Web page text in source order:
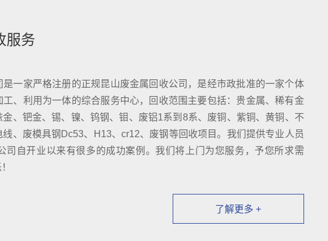
服务
一家严格注册的正规昆山废金属回收公司，是经市政批准的一家个体
、利用为一体的综合服务中心，回收范围主要包括：贵金属、稀有金
、钯金、锡、镍、钨钢、钼、废铝1系到8系、废铜、紫铜、黄铜、不
、废模具钢Dc53、H13、cr12、废钢等回收项目。我们提供专业人员
司自开业以来有很多的成功案例。我们将上门为您服务，予您所求需
了解更多 +